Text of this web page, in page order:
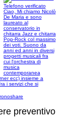
Telefono verificato
Ciao, Mi chiamo Nicolò
De Maria e sono
laureato al
conservatorio in
chitarra Jazz e chitarra
Pop-Rock col massimo
dei voti. Suono da
anni ed anni in diversi
progetti musicali fra
cui l'orchestra di
musica
contemporanea
ecc) insieme a
i servizi che si
preventivo